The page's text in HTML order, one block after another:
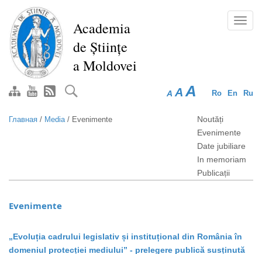
Перейти
основному
содержанию
Academia
de Științe
a Moldovei
Ro En Ru
A A A
Главная / Media/ Evenimente
Noutăți
Evenimente
Date jubiliare
In memoriam
Publicații
Evenimente
„Evoluția cadrului legislativ și instituțional din România în
domeniul protecției mediului” - prelegere publică susținută